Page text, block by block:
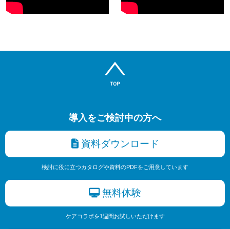
導入をご検討中の方へ
資料ダウンロード
検討に役に立つカタログや資料のPDFをご用意しています
無料体験
ケアコラボを1週間お試しいただけます